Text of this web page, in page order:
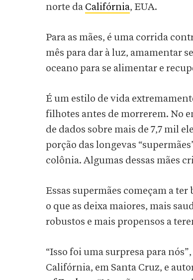
norte da Califórnia, EUA.
Para as mães, é uma corrida
mês para dar à luz, amamentar
oceano para se alimentar e
É um estilo de vida
filhotes antes de morrerem. No
de dados sobre mais de 7,7 mil
porção das longevas
colônia. Algumas dessas mães
Essas supermães começam a
o que as deixa maiores, mais
robustos e mais propensos a
“Isso foi uma surpresa para
Califórnia, em Santa Cruz, e